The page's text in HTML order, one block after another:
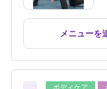
メニューを
ボディケア